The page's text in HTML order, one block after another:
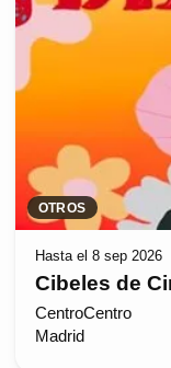
OTROS
Hasta el 8 sep 2026
Cibeles de
CentroCentro
Madrid